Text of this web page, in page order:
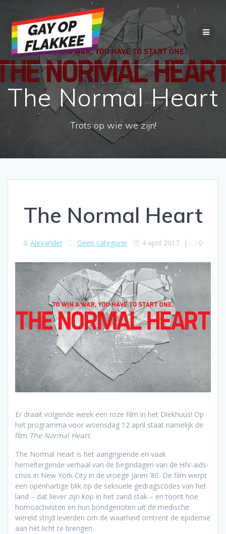
naar
de
inhoud
The Normal Heart
Trots op wie we zijn!
The Normal Heart
Alexander Geen categorie 4 april 2017 | 0
Er draait volgende week een roze film in het Diekhuus! Op
het programma voor woensdag 12 april staat namelijk de
film The Normal Heart.
The Normal Heart is het aangrijpende en vaak
hemeltergende verhaal van de begindagen van de HIV-aids-
crisis in New York City in de vroege jaren ’80. De film werpt
een openhartige blik op de seksuele gedragscodes van het
land – dat liever zijn kop in het zand stak – en toont hoe
homoactivisten en hun bondgenoten uit de medische
wereld strijd leverden om de waarheid omtrent de epidemie
aan het licht te brengen.